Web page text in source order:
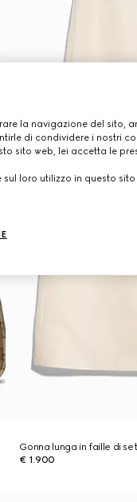
Gonna lunga in faille di
€ 1.900
la navigazione del sito,
di condividere i nostri
sito web, lei accetta le
loro utilizzo in questo